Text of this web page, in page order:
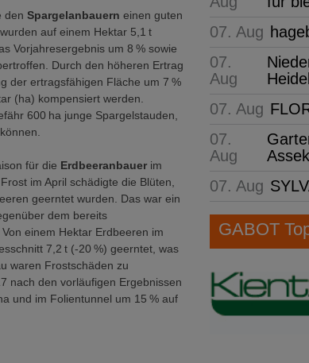
den Spargelanbauern einen guten
auf einem Hektar 5,1 t
Vorjahresergebnis um 8 % sowie
Durch den höheren Ertrag
der ertragsfähigen Fläche um 7 %
(ha) kompensiert werden.
600 ha junge Spargelstauden,
für die Erdbeeranbauer im
im April schädigte die Blüten,
geerntet wurden. Das war ein
dem bereits
einem Hektar Erdbeeren im
7,2 t (-20 %) geerntet, was
waren Frostschäden zu
nach den vorläufigen Ergebnissen
und im Folientunnel um 15 % auf
07. Aug
07.
Aug
07. Aug
07.
Aug
07. Aug
GABOT